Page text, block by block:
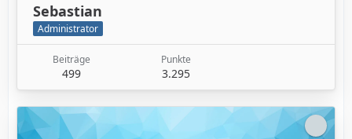
Sebastian
Administrator
Beiträge
499
Punkte
3.295